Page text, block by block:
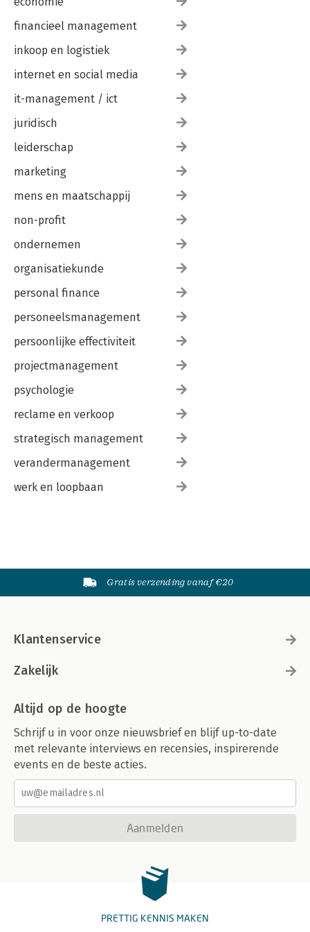
Nawoord 135
Dankwoord 137
financieel management
inkoop en logistiek
internet en social media
it-management / ict
juridisch
leiderschap
marketing
mens en maatschappij
non-profit
ondernemen
organisatiekunde
personal finance
personeelsmanagement
persoonlijke effectiviteit
projectmanagement
psychologie
reclame en verkoop
strategisch management
verandermanagement
werk en loopbaan
Gratis verzending vanaf €20
Klantenservice
Zakelijk
Altijd op de hoogte
Schrijf u in voor onze nieuwsbrief en blijf up-to-date
met relevante interviews en recensies, inspirerende
events en de beste acties.
Aanmelden
PRETTIG KENNIS MAKEN